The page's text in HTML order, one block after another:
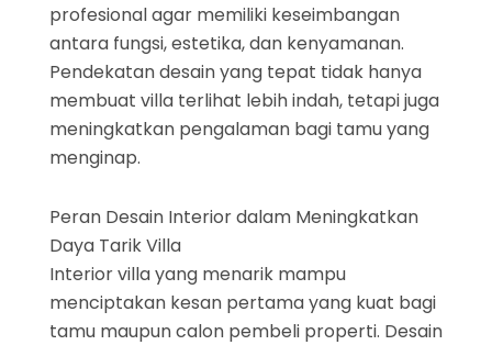
profesional agar memiliki keseimbangan
antara fungsi, estetika, dan kenyamanan.
Pendekatan desain yang tepat tidak hanya
membuat villa terlihat lebih indah, tetapi juga
meningkatkan pengalaman bagi tamu yang
menginap.
Peran Desain Interior dalam Meningkatkan
Daya Tarik Villa
Interior villa yang menarik mampu
menciptakan kesan pertama yang kuat bagi
tamu maupun calon pembeli properti. Desain